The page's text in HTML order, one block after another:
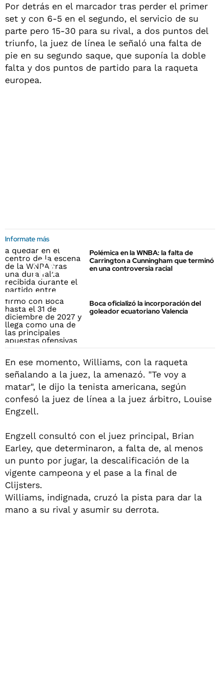
Por detrás en el marcador tras perder el primer
set y con 6-5 en el segundo, el servicio de su
parte pero 15-30 para su rival, a dos puntos del
triunfo, la juez de línea le señaló una falta de
pie en su segundo saque, que suponía la doble
falta y dos puntos de partido para la raqueta
europea.
Informate más
Polémica en la WNBA: la falta de
Carrington a Cunningham que terminó
en una controversia racial
Boca oficializó la incorporación del
goleador ecuatoriano Valencia
En ese momento, Williams, con la raqueta
señalando a la juez, la amenazó. "Te voy a
matar", le dijo la tenista americana, según
confesó la juez de línea a la juez árbitro, Louise
Engzell.
Engzell consultó con el juez principal, Brian
Earley, que determinaron, a falta de, al menos
un punto por jugar, la descalificación de la
vigente campeona y el pase a la final de
Clijsters.
Williams, indignada, cruzó la pista para dar la
mano a su rival y asumir su derrota.